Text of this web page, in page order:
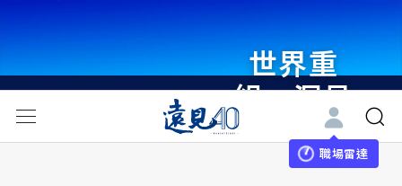
世界重
組・洞見
未來 與
世界領袖
職場雷達